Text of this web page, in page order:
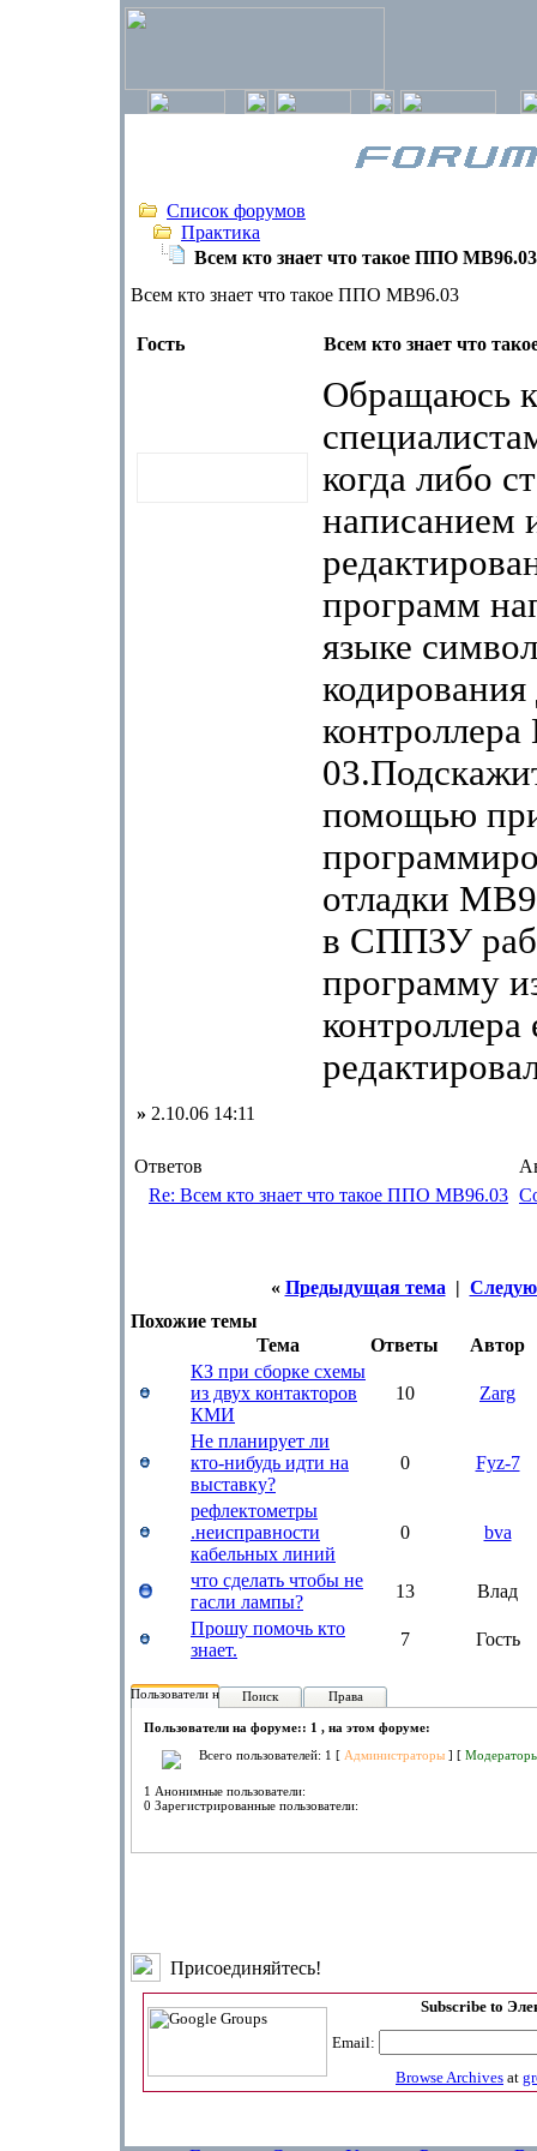
Список форумов
Практика
Всем кто знает что такое ППО МВ96.03
Всем кто знает что такое ППО МВ96.03
Гость Всем кто знает что
Обращаюсь к
когда либо
написанием
программ
языке
кодирования
помощью
отладки
в СППЗУ
программу
контроллера
» 2.10.06 14:11
Ответов
Re: Всем кто знает что такое ППО МВ96.03
« Предыдущая тема |
Похожие темы
Тема
Ответы
Автор
КЗ при сборке схемы
из двух контакторов
КМИ
10 Zarg
Не планирует ли
кто-нибудь идти на
выставку?
0 Fyz-7
рефлектометры
.неисправности
кабельных линий
0 bva
что сделать чтобы не
гасли лампы?
13
Влад
Прошу помочь кто
знает.
7 Гость
Пользователи на форуме:
Поиск Права
Пользователи на форуме:: 1 , на этом форуме:
Всего пользователей: 1 [ Администраторы ] [
1 Анонимные пользователи:
0 Зарегистрированные пользователи:
Присоединяйтесь!
Subscribe to
Email:
Browse Archives at